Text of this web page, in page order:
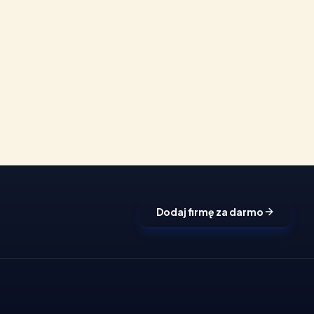
Dodaj firmę za darmo